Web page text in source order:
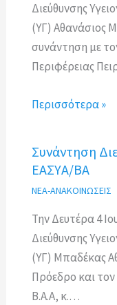
Διεύθυνσης
(ΥΓ) Αθανάσιος
συνάντηση με
Περιφέρειας
Περισσότερα »
Συνάντηση
ΕΑΣΥΑ/ΒΑ
ΝΕΑ-ΑΝΑΚΟΙΝΩΣΕΙΣ
Την Δευτέρα 4
Διεύθυνσης
(ΥΓ) Μπαδέκας
Πρόεδρο και
Β.Α.Α, κ.…